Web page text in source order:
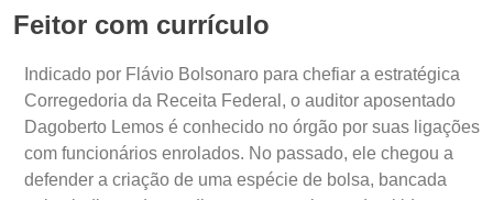
Feitor com currículo
Indicado por Flávio Bolsonaro para chefiar a estratégica
Corregedoria da Receita Federal, o auditor aposentado
Dagoberto Lemos é conhecido no órgão por suas ligações
com funcionários enrolados. No passado, ele chegou a
defender a criação de uma espécie de bolsa, bancada